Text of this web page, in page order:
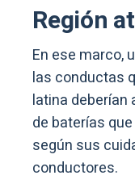
Región
En ese marco,
las conductas
latina deberían
de baterías
según sus
conductores.